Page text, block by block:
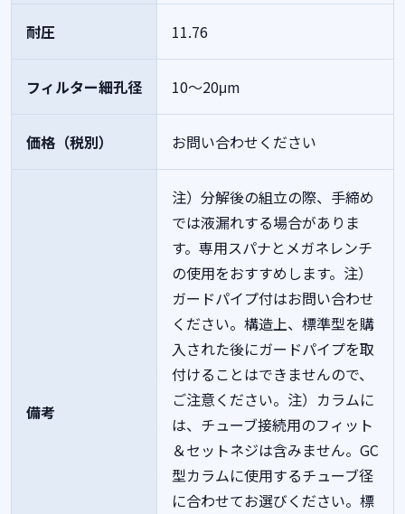
耐圧 11.76
フィルター細孔径 10～20μm
価格（税別） お問い合わせください
備考
注）分解後の組立の際、手締め
では液漏れする場合がありま
す。専用スパナとメガネレンチ
の使用をおすすめします。注）
ガードパイプ付はお問い合わせ
ください。構造上、標準型を購
入された後にガードパイプを取
付けることはできませんので、
ご注意ください。注）カラムに
は、チューブ接続用のフィット
＆セットネジは含みません。GC
型カラムに使用するチューブ径
に合わせてお選びください。標